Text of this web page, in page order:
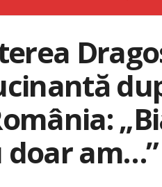
doar am…”